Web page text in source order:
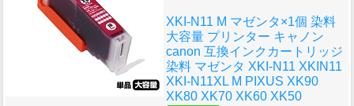
XKI-N11 M マゼンタ×1個 染料
大容量 プリンター キャノン
canon 互換インクカートリッジ
染料 マゼンタ XKI-N11 XKIN11
XKI-N11XL M PIXUS XK90
XK80 XK70 XK60 XK50